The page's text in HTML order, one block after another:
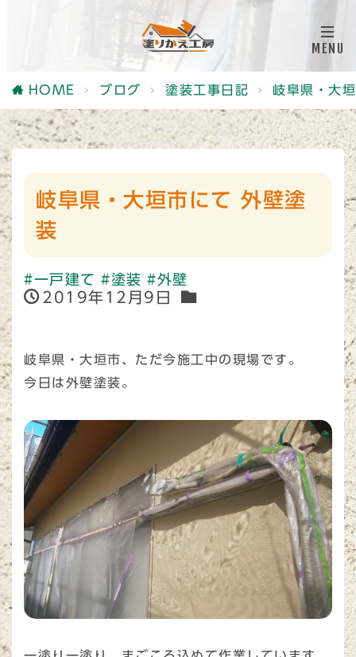
HOME ブログ 塗装工事日記 岐阜県・大
岐阜県・大垣市にて 外壁塗
装
#一戸建て #塗装 #外壁
2019年12月9日
岐阜県・大垣市、ただ今施工中の現場です。
今日は外壁塗装。